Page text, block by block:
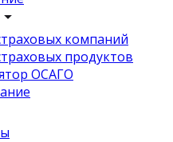
компаний
продуктов
ОСАГО